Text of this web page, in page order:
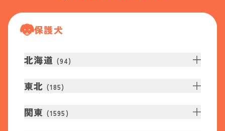
保護犬
北海道 (94)
東北 (185)
関東 (1595 )